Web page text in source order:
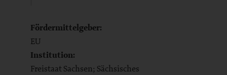
Fördermittelgeber:
EU
Institution:
Freistaat Sachsen; Sächsisches